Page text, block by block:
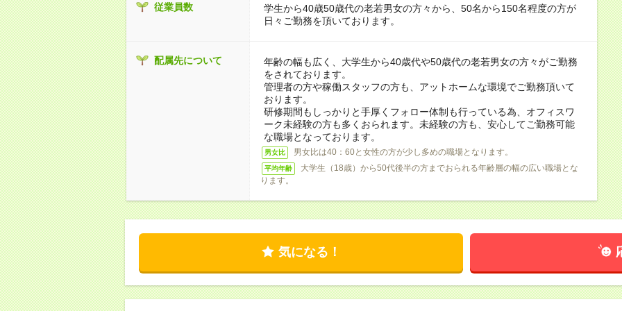
従業員数
学生から40歳50歳代の老若男女の方々から、50名から150名程度の方が
日々ご勤務を頂いております。
配属先について
年齢の幅も広く、大学生から40歳代や50歳代の老若男女の方々がご勤務
をされております。
管理者の方や稼働スタッフの方も、アットホームな環境でご勤務頂いて
おります。
研修期間もしっかりと手厚くフォロー体制も行っている為、オフィスワ
ーク未経験の方も多くおられます。未経験の方も、安心してご勤務可能
な職場となっております。
男女比 男女比は40：60と女性の方が少し多めの職場となります。
平均年齢
大学生（18歳）から50代後半の方までおられる年齢層の幅の広い職場とな
ります。
気になる！